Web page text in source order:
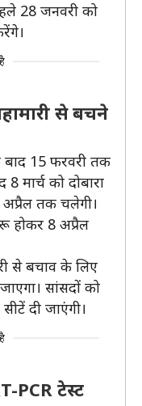
28 जनवरी को
से बचने
15 फरवरी तक
मार्च को दोबारा
अप्रैल तक चलेगी।
होकर 8 अप्रैल
से बचाव के लिए
सांसदों को
दी जाएंगी।
PCR टेस्ट